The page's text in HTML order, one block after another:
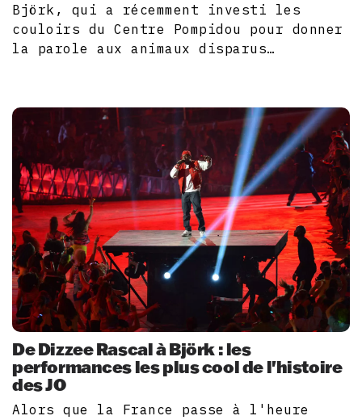
Björk, qui a récemment investi les
couloirs du Centre Pompidou pour donner
la parole aux animaux disparus…
De Dizzee Rascal à Björk : les
performances les plus cool de l'histoire
des JO
Alors que la France passe à l'heure